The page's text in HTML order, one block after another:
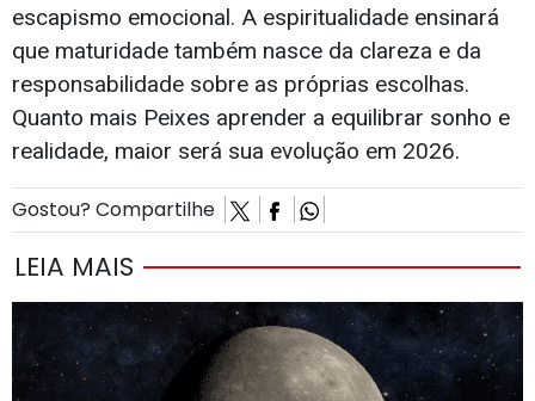
escapismo emocional. A espiritualidade ensinará
que maturidade também nasce da clareza e da
responsabilidade sobre as próprias escolhas.
Quanto mais Peixes aprender a equilibrar sonho e
realidade, maior será sua evolução em 2026.
Gostou? Compartilhe
LEIA MAIS